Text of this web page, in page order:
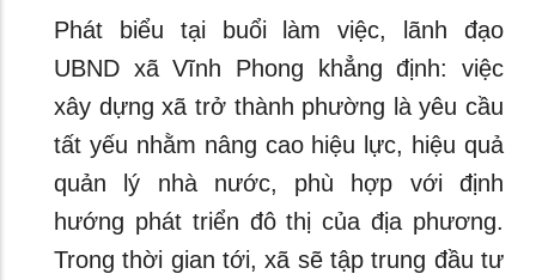
Phát biểu tại buổi làm việc, lãnh đạo
UBND xã Vĩnh Phong khẳng định: việc
xây dựng xã trở thành phường là yêu cầu
tất yếu nhằm nâng cao hiệu lực, hiệu quả
quản lý nhà nước, phù hợp với định
hướng phát triển đô thị của địa phương.
Trong thời gian tới, xã sẽ tập trung đầu tư